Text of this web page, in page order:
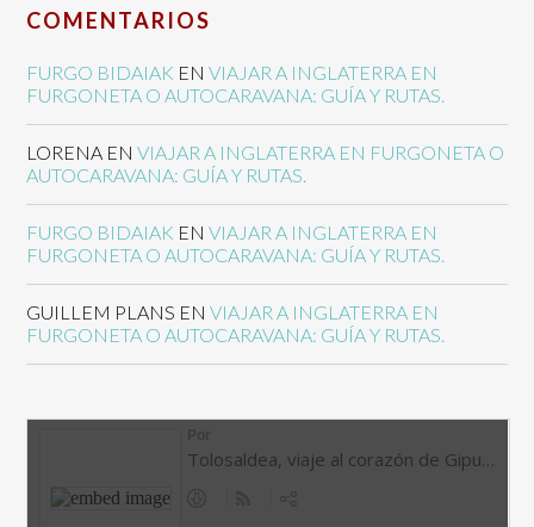
COMENTARIOS
FURGO BIDAIAK ENVIAJAR A INGLATERRA EN
FURGONETA O AUTOCARAVANA: GUÍA Y RUTAS.
LORENA ENVIAJAR A INGLATERRA EN FURGONETA O
AUTOCARAVANA: GUÍA Y RUTAS.
FURGO BIDAIAK ENVIAJAR A INGLATERRA EN
FURGONETA O AUTOCARAVANA: GUÍA Y RUTAS.
GUILLEM PLANS ENVIAJAR A INGLATERRA EN
FURGONETA O AUTOCARAVANA: GUÍA Y RUTAS.